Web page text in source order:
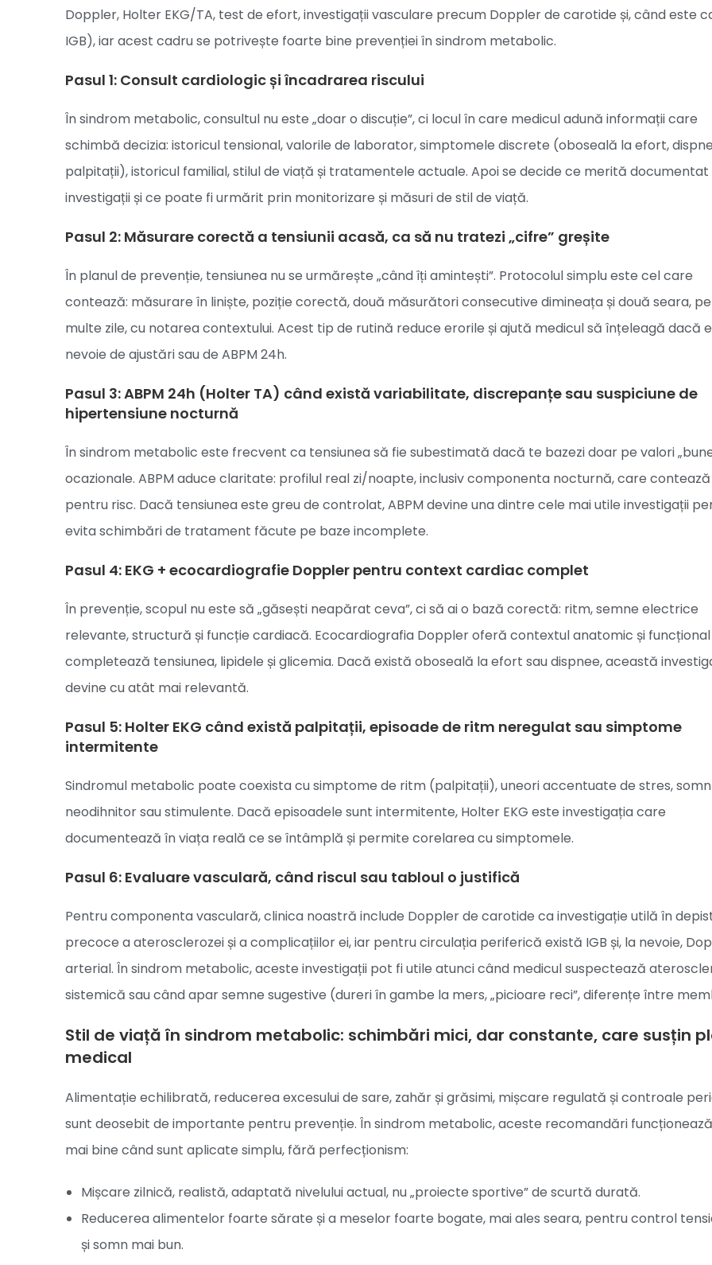
Doppler, Holter EKG/TA, test de efort, investigații vasculare precum Doppler de carotide și, când este
IGB), iar acest cadru se potrivește foarte bine prevenției în sindrom metabolic.
Pasul 1: Consult cardiologic și încadrarea riscului
În sindrom metabolic, consultul nu este „doar o discuție”, ci locul în care medicul adună informații care
schimbă decizia: istoricul tensional, valorile de laborator, simptomele discrete (oboseală la efort,
palpitații), istoricul familial, stilul de viață și tratamentele actuale. Apoi se decide ce merită
investigații și ce poate fi urmărit prin monitorizare și măsuri de stil de viață.
Pasul 2: Măsurare corectă a tensiunii acasă, ca să nu tratezi „cifre” greșite
În planul de prevenție, tensiunea nu se urmărește „când îți amintești”. Protocolul simplu este cel care
contează: măsurare în liniște, poziție corectă, două măsurători consecutive dimineața și două seara,
multe zile, cu notarea contextului. Acest tip de rutină reduce erorile și ajută medicul să înțeleagă dacă
nevoie de ajustări sau de ABPM 24h.
Pasul 3: ABPM 24h (Holter TA) când există variabilitate, discrepanțe sau suspiciune de
hipertensiune nocturnă
În sindrom metabolic este frecvent ca tensiunea să fie subestimată dacă te bazezi doar pe valori
ocazionale. ABPM aduce claritate: profilul real zi/noapte, inclusiv componenta nocturnă, care
pentru risc. Dacă tensiunea este greu de controlat, ABPM devine una dintre cele mai utile investigații
evita schimbări de tratament făcute pe baze incomplete.
Pasul 4: EKG + ecocardiografie Doppler pentru context cardiac complet
În prevenție, scopul nu este să „găsești neapărat ceva”, ci să ai o bază corectă: ritm, semne electrice
relevante, structură și funcție cardiacă. Ecocardiografia Doppler oferă contextul anatomic și
completează tensiunea, lipidele și glicemia. Dacă există oboseală la efort sau dispnee, această
devine cu atât mai relevantă.
Pasul 5: Holter EKG când există palpitații, episoade de ritm neregulat sau simptome
intermitente
Sindromul metabolic poate coexista cu simptome de ritm (palpitații), uneori accentuate de stres, somn
neodihnitor sau stimulente. Dacă episoadele sunt intermitente, Holter EKG este investigația care
documentează în viața reală ce se întâmplă și permite corelarea cu simptomele.
Pasul 6: Evaluare vasculară, când riscul sau tabloul o justifică
Pentru componenta vasculară, clinica noastră include Doppler de carotide ca investigație utilă în
precoce a aterosclerozei și a complicațiilor ei, iar pentru circulația periferică există IGB și, la nevoie,
arterial. În sindrom metabolic, aceste investigații pot fi utile atunci când medicul suspectează
sistemică sau când apar semne sugestive (dureri în gambe la mers, „picioare reci”, diferențe între
Stil de viață în sindrom metabolic: schimbări mici, dar constante, care susțin
medical
Alimentație echilibrată, reducerea excesului de sare, zahăr și grăsimi, mișcare regulată și controale
sunt deosebit de importante pentru prevenție. În sindrom metabolic, aceste recomandări
mai bine când sunt aplicate simplu, fără perfecționism:
Mișcare zilnică, realistă, adaptată nivelului actual, nu „proiecte sportive” de scurtă durată.
Reducerea alimentelor foarte sărate și a meselor foarte bogate, mai ales seara, pentru control
și somn mai bun.